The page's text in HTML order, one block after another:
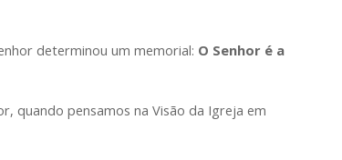
determinou um memorial: O Senhor é a
quando pensamos na Visão da Igreja em